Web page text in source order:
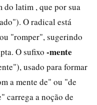
latim , que por sua
O radical está
"romper", sugerindo
O sufixo -mente
usado para formar
a mente de" ou "de
carrega a noção de